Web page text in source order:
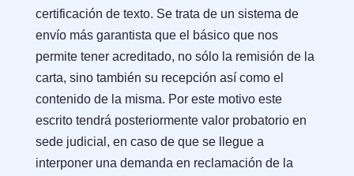
certificación de texto. Se trata de un sistema de
envío más garantista que el básico que nos
permite tener acreditado, no sólo la remisión de la
carta, sino también su recepción así como el
contenido de la misma. Por este motivo este
escrito tendrá posteriormente valor probatorio en
sede judicial, en caso de que se llegue a
interponer una demanda en reclamación de la